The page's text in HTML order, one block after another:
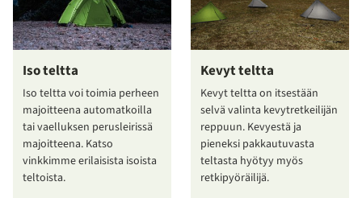
Iso teltta
Iso teltta voi toimia perheen
majoitteena automatkoilla
tai vaelluksen perusleirissä
majoitteena. Katso
vinkkimme erilaisista isoista
teltoista.
Kevyt teltta
Kevyt teltta on itsestään
selvä valinta kevytretkeilijän
reppuun. Kevyestä ja
pieneksi pakkautuvasta
teltasta hyötyy myös
retkipyöräilijä.